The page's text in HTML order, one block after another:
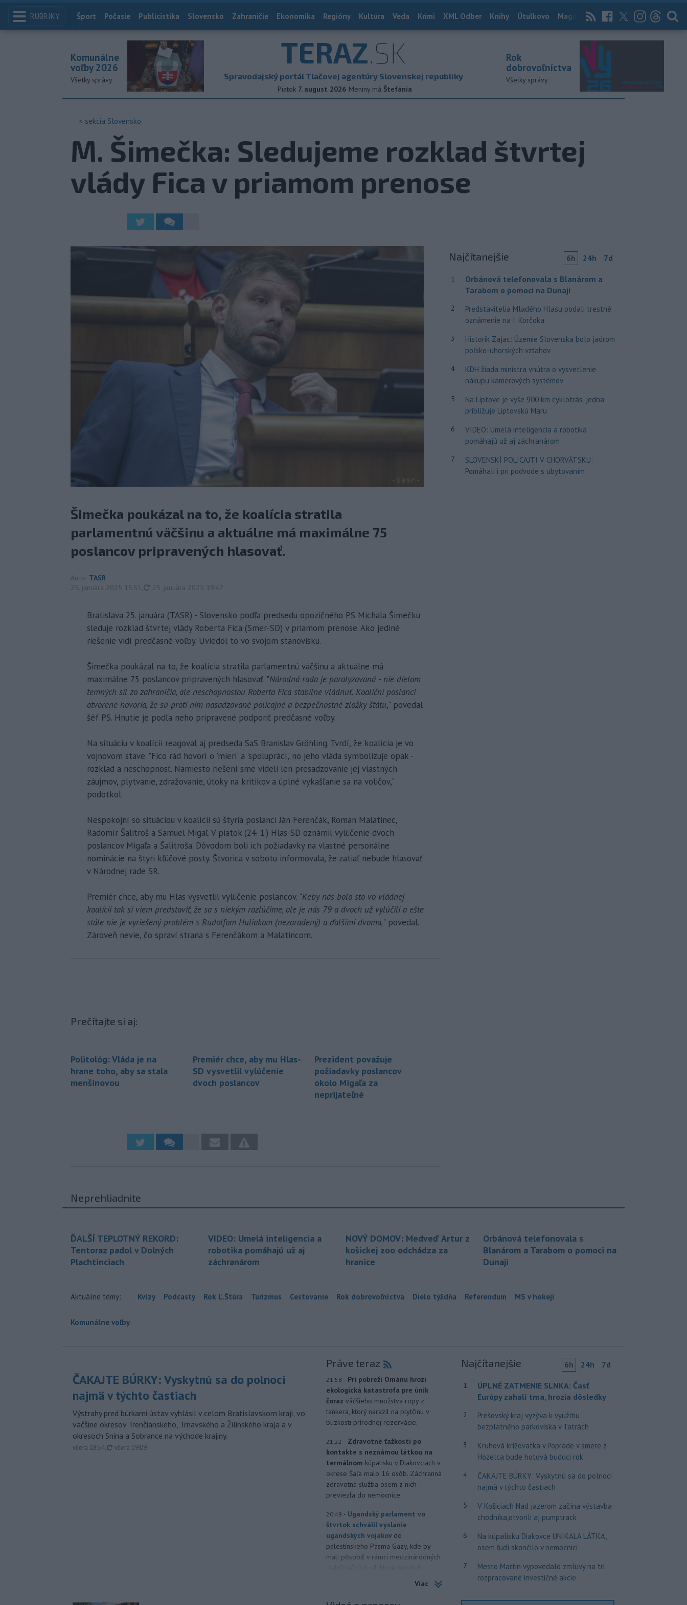
RUBRIKY Index
Šport Počasie Publicistika Slovensko Zahraničie Ekonomika Regióny Kultúra Veda Krimi XML Odber Knihy Útulkovo Magazín News Now Archív
TERAZ.SK
Spravodajský portál Tlačovej agentúry Slovenskej republiky
Piatok 7. august 2026 Meniny má Štefánia
Komunálne
voľby 2026
Všetky správy
Rok
dobrovoľníctva
Všetky správy
< sekcia Slovensko
M. Šimečka: Sledujeme rozklad štvrtej
vlády Fica v priamom prenose
Šimečka poukázal na to, že koalícia stratila
parlamentnú väčšinu a aktuálne má maximálne 75
poslancov pripravených hlasovať.
Autor TASR
25. januára 2025 18:51
aktualizované
25. januára 2025 19:47
Bratislava 25. januára (TASR) - Slovensko podľa predsedu opozičného PS Michala Šimečku
sleduje rozklad štvrtej vlády Roberta Fica (Smer-SD) v priamom prenose. Ako jediné
riešenie vidí predčasné voľby. Uviedol to vo svojom stanovisku.
Šimečka poukázal na to, že koalícia stratila parlamentnú väčšinu a aktuálne má
maximálne 75 poslancov pripravených hlasovať. "Národná rada je paralyzovaná - nie dielom
temných síl zo zahraničia, ale neschopnosťou Roberta Fica stabilne vládnuť. Koaliční poslanci
otvorene hovoria, že sú proti nim nasadzované policajné a bezpečnostné zložky štátu," povedal
šéf PS. Hnutie je podľa neho pripravené podporiť predčasné voľby.
Na situáciu v koalícii reagoval aj predseda SaS Branislav Gröhling. Tvrdí, že koalícia je vo
vojnovom stave. "Fico rád hovorí o 'mieri' a 'spolupráci', no jeho vláda symbolizuje opak -
rozklad a neschopnosť. Namiesto riešení sme videli len presadzovanie jej vlastných
záujmov, plytvanie, zdražovanie, útoky na kritikov a úplné vykašľanie sa na voličov,"
podotkol.
Nespokojní so situáciou v koalícii sú štyria poslanci Ján Ferenčák, Roman Malatinec,
Radomír Šalitroš a Samuel Migaľ. V piatok (24. 1.) Hlas-SD oznámil vylúčenie dvoch
poslancov Migaľa a Šalitroša. Dôvodom boli ich požiadavky na vlastné personálne
nominácie na štyri kľúčové posty. Štvorica v sobotu informovala, že zatiaľ nebude hlasovať
v Národnej rade SR.
Premiér chce, aby mu Hlas vysvetlil vylúčenie poslancov. "Keby nás bolo sto vo vládnej
koalícii tak si viem predstaviť, že sa s niekým rozlúčime, ale je nás 79 a dvoch už vylúčili a ešte
stále nie je vyriešený problém s Rudolfom Huliakom (nezaradený) a ďalšími dvoma," povedal.
Zároveň nevie, čo spraví strana s Ferenčákom a Malatincom.
Prečítajte si aj:
Politológ: Vláda je na
hrane toho, aby sa stala
menšinovou
Premiér chce, aby mu Hlas-
SD vysvetlil vylúčenie
dvoch poslancov
Prezident považuje
požiadavky poslancov
okolo Migaľa za
neprijateľné
Najčítanejšie 6h 24h 7d
1
Orbánová telefonovala s Blanárom a
Tarabom o pomoci na Dunaji
2
Predstavitelia Mladého Hlasu podali trestné
oznámenie na I. Korčoka
3
Historik Zajac: Územie Slovenska bolo jadrom
poľsko-uhorských vzťahov
4
KDH žiada ministra vnútra o vysvetlenie
nákupu kamerových systémov
5
Na Liptove je vyše 900 km cyklotrás, jedna
približuje Liptovskú Maru
6
VIDEO: Umelá inteligencia a robotika
pomáhajú už aj záchranárom
7
SLOVENSKÍ POLICAJTI V CHORVÁTSKU:
Pomáhali i pri podvode s ubytovaním
Neprehliadnite
ĎALŠÍ TEPLOTNÝ REKORD:
Tentoraz padol v Dolných
Plachtinciach
VIDEO: Umelá inteligencia a
robotika pomáhajú už aj
záchranárom
NOVÝ DOMOV: Medveď Artur z
košickej zoo odchádza za
hranice
Orbánová telefonovala s
Blanárom a Tarabom o pomoci na
Dunaji
Aktuálne témy: Kvízy Podcasty Rok Ľ.Štúra Turizmus Cestovanie Rok dobrovoľníctva Dielo týždňa Referendum MS v hokeji
Komunálne voľby
ČAKAJTE BÚRKY: Vyskytnú sa do polnoci
najmä v týchto častiach
Výstrahy pred búrkami ústav vyhlásil v celom Bratislavskom kraji, vo
väčšine okresov Trenčianskeho, Trnavského a Žilinského kraja a v
okresoch Snina a Sobrance na východe krajiny.
včera 18:54, aktualizované
včera 19:09
Práve teraz
21:58 - Pri pobreží Ománu hrozí
ekologická katastrofa pre únik
čoraz väčšieho množstva ropy z
tankera, ktorý narazil na plytčinu v
blízkosti prírodnej rezervácie.
21:22 - Zdravotné ťažkosti po
kontakte s neznámou látkou na
termálnom kúpalisku v Diakovciach v
okrese Šaľa malo 16 osôb. Záchranná
zdravotná služba osem z nich
previezla do nemocnice.
20:49 - Ugandský parlament vo
štvrtok schválil vyslanie
ugandských vojakov do
palestínskeho Pásma Gazy, kde by
mali pôsobiť v rámci medzinárodných
Viac
Najčítanejšie 6h 24h 7d
1
ÚPLNÉ ZATMENIE SLNKA: Časť
Európy zahalí tma, hrozia dôsledky
2
Prešovský kraj vyzýva k využitiu
bezplatného parkoviska v Tatrách
3
Kruhová križovatka v Poprade v smere z
Hozelca bude hotová budúci rok
4
ČAKAJTE BÚRKY: Vyskytnú sa do polnoci
najmä v týchto častiach
5
V Košiciach Nad jazerom začína výstavba
chodníka,otvorili aj pumptrack
6
Na kúpalisku Diakovce UNIKALA LÁTKA,
osem ľudí skončilo v nemocnici
7
Mesto Martin vypovedalo zmluvy na tri
rozpracované investičné akcie